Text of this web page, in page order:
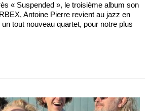
« Suspended », le troisième album son
Antoine Pierre revient au jazz en
tout nouveau quartet, pour notre plus